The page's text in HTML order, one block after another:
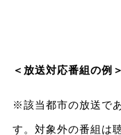
＜放送対応番組の例＞
※該当都市の放送で
す。対象外の番組は